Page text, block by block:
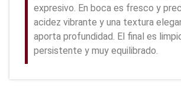
expresivo. En boca es fresco y
acidez vibrante y una textura
aporta profundidad. El final es
persistente y muy equilibrado.